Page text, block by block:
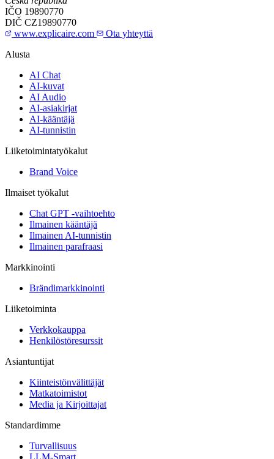
IČO 19890770
DIČ CZ19890770
www.explicaire.com
Ota yhteyttä
Alusta
AI Chat
AI-kuvat
AI Audio
AI-asiakirjat
AI-kääntäjä
AI-tunnistin
Liiketoimintatyökalut
Brand Voice
Ilmaiset työkalut
Chat GPT -vaihtoehto
Ilmainen kääntäjä
Ilmainen AI-tunnistin
Ilmainen parafraasi
Markkinointi
Brändimarkkinointi
Liiketoiminta
Verkkokauppa
Henkilöstöresurssit
Asiantuntijat
Kiinteistönvälittäjät
Matkatoimistot
Media ja Kirjoittajat
Standardimme
Turvallisuus
LLM-Smart